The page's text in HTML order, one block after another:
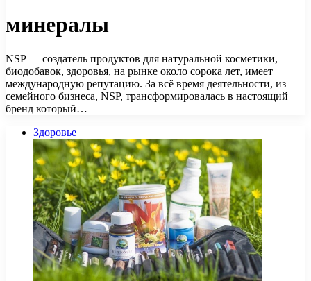
минералы
NSP — создатель продуктов для натуральной косметики,
биодобавок, здоровья, на рынке около сорока лет, имеет
международную репутацию. За всё время деятельности, из
семейного бизнеса, NSP, трансформировалась в настоящий
бренд который…
Здоровье